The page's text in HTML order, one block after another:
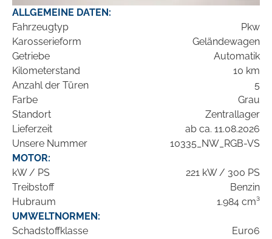
ALLGEMEINE DATEN:
Fahrzeugtyp
Pkw
Karosserieform
Geländewagen
Getriebe
Automatik
Kilometerstand
10 km
Anzahl der Türen
5
Farbe
Grau
Standort
Zentrallager
Lieferzeit
ab ca. 11.08.2026
Unsere Nummer
10335_NW_RGB-VS
MOTOR:
kW / PS
221 kW / 300 PS
Treibstoff
Benzin
Hubraum
1.984 cm³
UMWELTNORMEN:
Schadstoffklasse
Euro6